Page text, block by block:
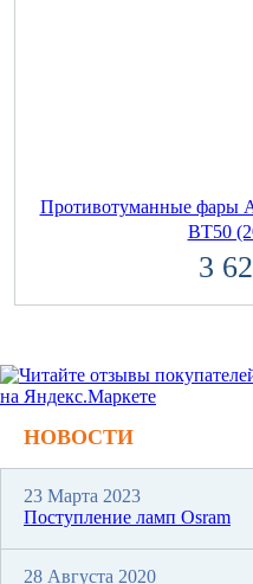
Противотуманные фары
BT50
3
НОВОСТИ
23 Марта 2023
Поступление ламп Osram
28 Августа 2020